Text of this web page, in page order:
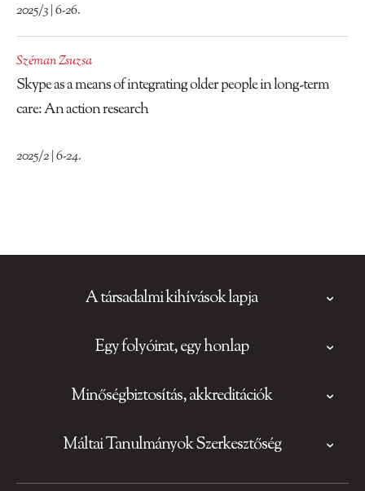
2025/3 | 6-26.
Széman Zsuzsa
Skype as a means of integrating older people in long-term
care: An action research
2025/2 | 6-24.
A társadalmi kihívások lapja
Egy folyóirat, egy honlap
Minőségbiztosítás, akkreditációk
Máltai Tanulmányok Szerkesztőség